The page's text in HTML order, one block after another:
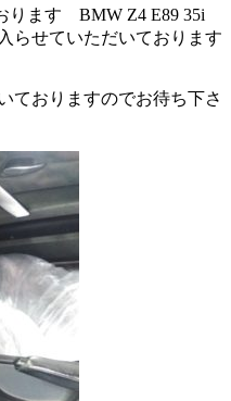
ります BMW Z4 E89 35i
らせていただいております
ておりますのでお待ち下さ